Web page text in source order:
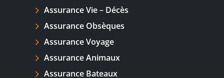
Assurance Vie – Décès
Assurance Obsèques
Assurance Voyage
Assurance Animaux
Assurance Bateaux